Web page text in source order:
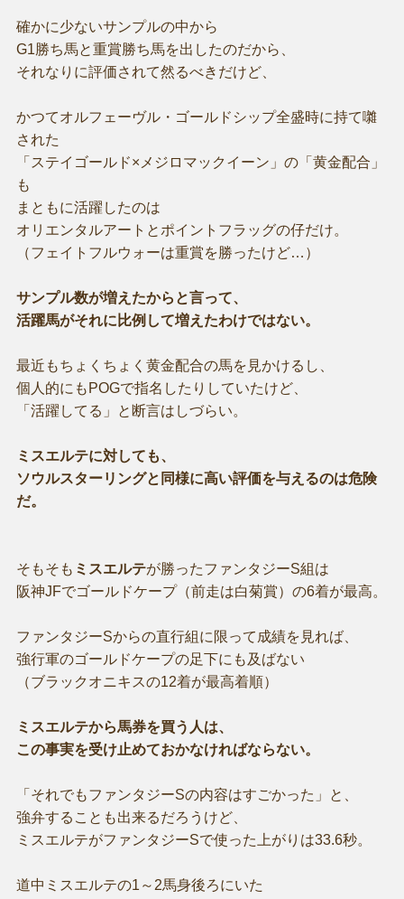
確かに少ないサンプルの中から
G1勝ち馬と重賞勝ち馬を出したのだから、
それなりに評価されて然るべきだけど、
かつてオルフェーヴル・ゴールドシップ全盛時に持て囃
された
「ステイゴールド×メジロマックイーン」の「黄金配合」
も
まともに活躍したのは
オリエンタルアートとポイントフラッグの仔だけ。
（フェイトフルウォーは重賞を勝ったけど…）
サンプル数が増えたからと言って、
活躍馬がそれに比例して増えたわけではない。
最近もちょくちょく黄金配合の馬を見かけるし、
個人的にもPOGで指名したりしていたけど、
「活躍してる」と断言はしづらい。
ミスエルテに対しても、
ソウルスターリングと同様に高い評価を与えるのは危険
だ。
そもそも ミスエルテが勝ったファンタジーS組は
阪神JFでゴールドケープ（前走は白菊賞）の6着が最高。
ファンタジーSからの直行組に限って成績を見れば、
強行軍のゴールドケープの足下にも及ばない
（ブラックオニキスの12着が最高着順）
ミスエルテから馬券を買う人は、
この事実を受け止めておかなければならない。
「それでもファンタジーSの内容はすごかった」と、
強弁することも出来るだろうけど、
ミスエルテがファンタジーSで使った上がりは33.6秒。
道中ミスエルテの1～2馬身後ろにいた